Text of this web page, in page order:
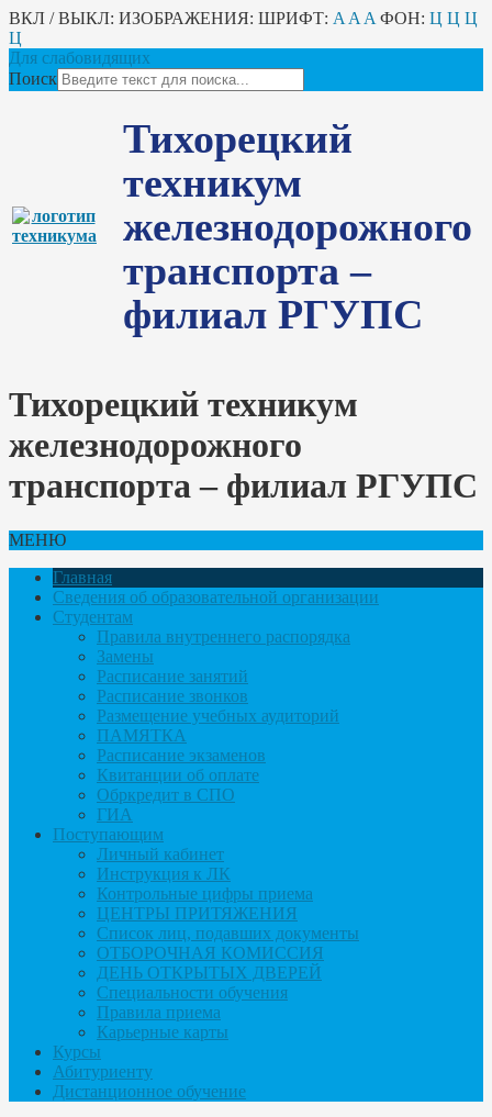
ВКЛ / ВЫКЛ: ИЗОБРАЖЕНИЯ: ШРИФТ: A A A ФОН: Ц Ц Ц
Ц
Для слабовидящих
Поиск
Тихорецкий
техникум
железнодорожного
транспорта –
филиал РГУПС
Тихорецкий техникум
железнодорожного
транспорта – филиал РГУПС
МЕНЮ
Главная
Сведения об образовательной организации
Студентам
Правила внутреннего распорядка
Замены
Расписание занятий
Расписание звонков
Размещение учебных аудиторий
ПАМЯТКА
Расписание экзаменов
Квитанции об оплате
Обркредит в СПО
ГИА
Поступающим
Личный кабинет
Инструкция к ЛК
Контрольные цифры приема
ЦЕНТРЫ ПРИТЯЖЕНИЯ
Список лиц, подавших документы
ОТБОРОЧНАЯ КОМИССИЯ
ДЕНЬ ОТКРЫТЫХ ДВЕРЕЙ
Специальности обучения
Правила приема
Карьерные карты
Курсы
Абитуриенту
Дистанционное обучение